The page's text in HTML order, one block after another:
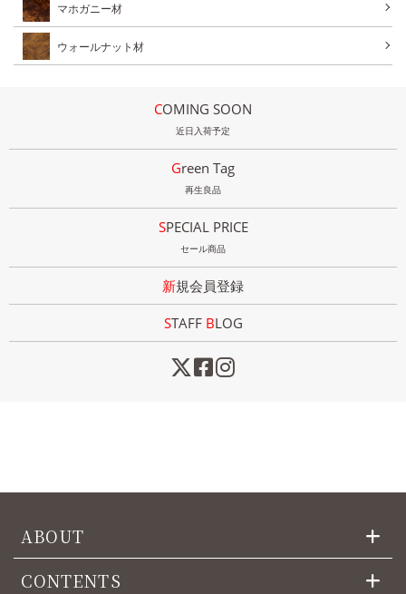
マホガニー材
ウォールナット材
COMING SOON
近日入荷予定
Green Tag
再生良品
SPECIAL PRICE
セール商品
新規会員登録
STAFF BLOG
ABOUT
CONTENTS